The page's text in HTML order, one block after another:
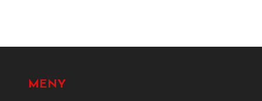
MENY